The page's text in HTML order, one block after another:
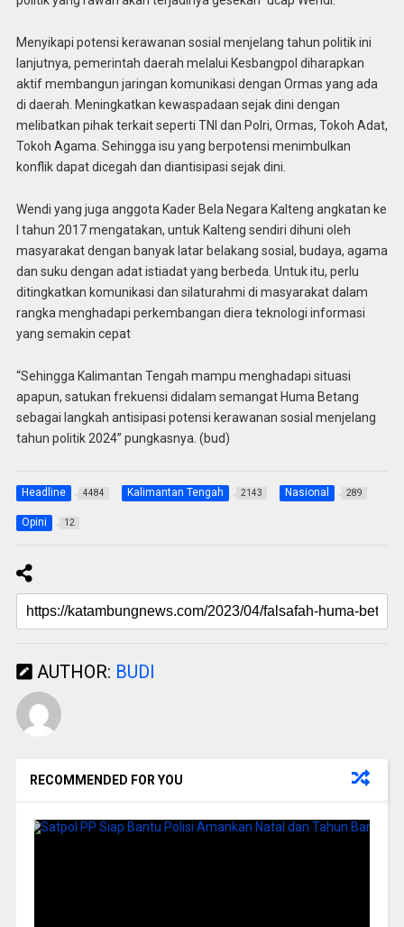
Menyikapi potensi kerawanan sosial menjelang tahun politik ini
lanjutnya, pemerintah daerah melalui Kesbangpol diharapkan
aktif membangun jaringan komunikasi dengan Ormas yang ada
di daerah. Meningkatkan kewaspadaan sejak dini dengan
melibatkan pihak terkait seperti TNI dan Polri, Ormas, Tokoh Adat,
Tokoh Agama. Sehingga isu yang berpotensi menimbulkan
konflik dapat dicegah dan diantisipasi sejak dini.
Wendi yang juga anggota Kader Bela Negara Kalteng angkatan ke
I tahun 2017 mengatakan, untuk Kalteng sendiri dihuni oleh
masyarakat dengan banyak latar belakang sosial, budaya, agama
dan suku dengan adat istiadat yang berbeda. Untuk itu, perlu
ditingkatkan komunikasi dan silaturahmi di masyarakat dalam
rangka menghadapi perkembangan diera teknologi informasi
yang semakin cepat
“Sehingga Kalimantan Tengah mampu menghadapi situasi
apapun, satukan frekuensi didalam semangat Huma Betang
sebagai langkah antisipasi potensi kerawanan sosial menjelang
tahun politik 2024” pungkasnya. (bud)
Headline 4484 Kalimantan Tengah 2143 Nasional 289
Opini 12
AUTHOR: BUDI
RECOMMENDED FOR YOU